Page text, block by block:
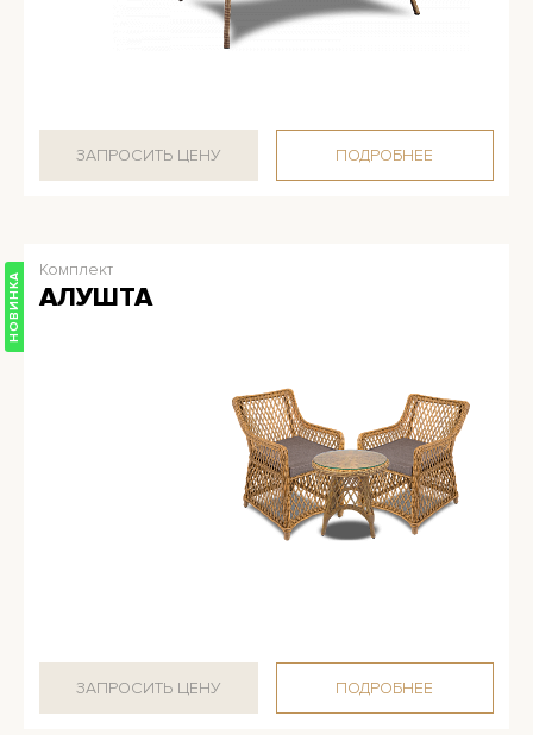
ЗАПРОСИТЬ ЦЕНУ ПОДРОБНЕЕ
НОВИНКА
ЗАПРОСИТЬ ЦЕНУ ПОДРОБНЕЕ
Комплект
АЛУШТА